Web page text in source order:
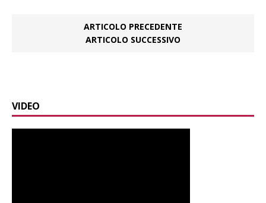
ARTICOLO PRECEDENTE
ARTICOLO SUCCESSIVO
VIDEO